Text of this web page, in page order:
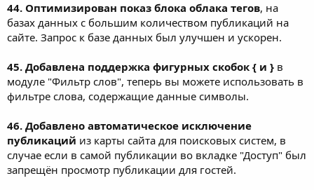
44. Оптимизирован показ блока облака тегов, на
базах данных с большим количеством публикаций на
сайте. Запрос к базе данных был улучшен и ускорен.
45. Добавлена поддержка фигурных скобок { и } в
модуле "Фильтр слов", теперь вы можете использовать в
фильтре слова, содержащие данные символы.
46. Добавлено автоматическое исключение
публикаций из карты сайта для поисковых систем, в
случае если в самой публикации во вкладке "Доступ" был
запрещён просмотр публикации для гостей.